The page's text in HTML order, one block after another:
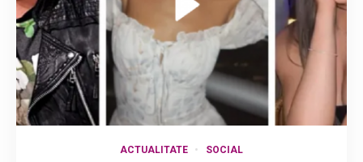
ACTUALITATE SOCIAL